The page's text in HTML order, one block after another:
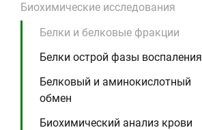
Биохимические исследования
Белки и белковые фракции
Белки острой фазы воспаления
Белковый и аминокислотный
обмен
Биохимический анализ крови